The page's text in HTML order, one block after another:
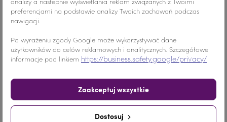
Ilość 1 SZTUKA
Nr.Kategorii 539b
Udostępnij
preferencjami na podstawie analizy Twoich zachowań podczas
nawigacji.
Po wyrażeniu zgody Google może wykorzystywać dane
użytkowników do celów reklamowych i analitycznych. Szczegółowe
informacje pod linkiem https://business.safety.google/privacy/
Dostosuj
Zaakceptuj wszystkie